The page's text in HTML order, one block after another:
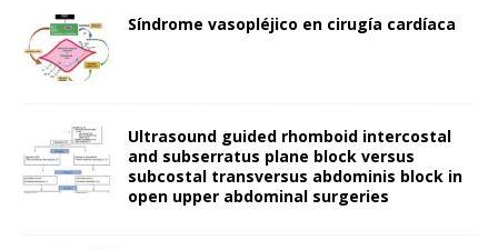
Síndrome vasopléjico en cirugía cardíaca
Ultrasound guided rhomboid intercostal
and subserratus plane block versus
subcostal transversus abdominis block in
open upper abdominal surgeries